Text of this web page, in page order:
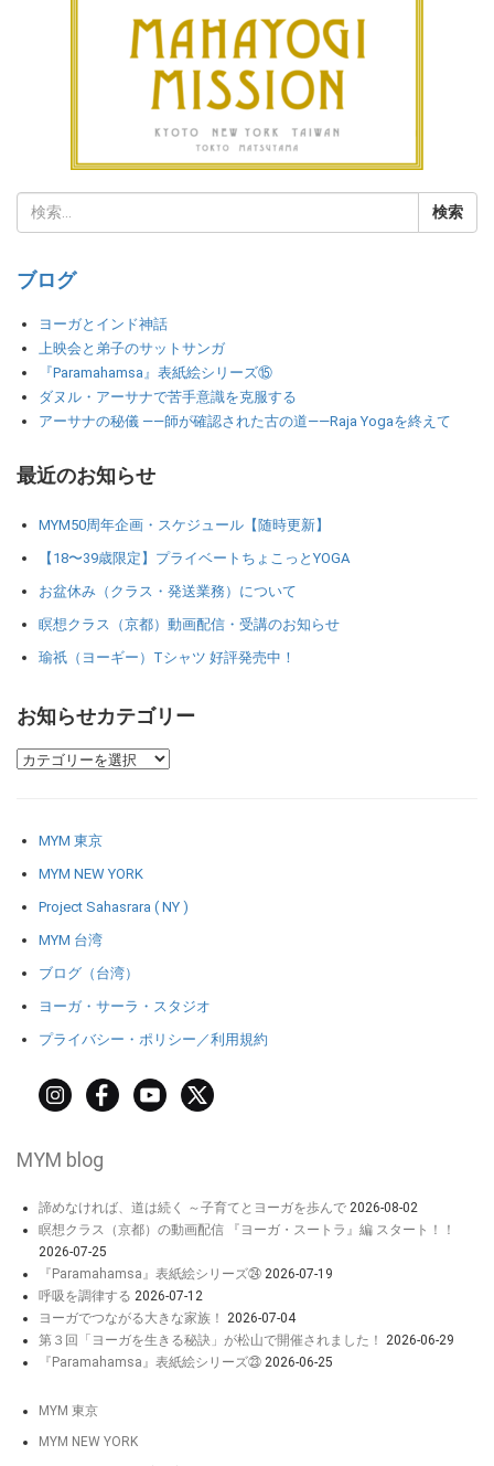
ブログ
ヨーガとインド神話
上映会と弟子のサットサンガ
『Paramahamsa』表紙絵シリーズ⑮
ダヌル・アーサナで苦手意識を克服する
アーサナの秘儀 ――師が確認された古の道――Raja Yogaを終えて
最近のお知らせ
MYM50周年企画・スケジュール【随時更新】
【18〜39歳限定】プライベートちょこっとYOGA
お盆休み（クラス・発送業務）について
瞑想クラス（京都）動画配信・受講のお知らせ
瑜祇（ヨーギー）Tシャツ 好評発売中！
お知らせカテゴリー
MYM 東京
MYM NEW YORK
Project Sahasrara ( NY )
MYM 台湾
ブログ（台湾）
ヨーガ・サーラ・スタジオ
プライバシー・ポリシー／利用規約
MYM blog
諦めなければ、道は続く ～子育てとヨーガを歩んで 2026-08-02
瞑想クラス（京都）の動画配信 『ヨーガ・スートラ』編 スタート！！
2026-07-25
『Paramahamsa』表紙絵シリーズ㉔ 2026-07-19
呼吸を調律する 2026-07-12
ヨーガでつながる大きな家族！ 2026-07-04
第３回「ヨーガを生きる秘訣」が松山で開催されました！ 2026-06-29
『Paramahamsa』表紙絵シリーズ㉓ 2026-06-25
MYM 東京
MYM NEW YORK